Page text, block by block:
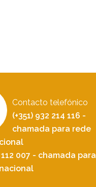
Contacto telefónico
(+351) 932 214 116 -
chamada para rede
112 007 - chamada para